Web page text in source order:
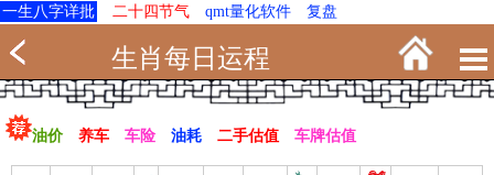
一生八字详批 二十四节气 qmt量化软件 复盘
生肖每日运程
油价 养车 车险 油耗 二手估值 车牌估值